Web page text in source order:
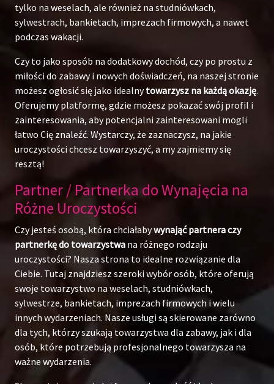
tylko na weselach, ale również na studniówkach,
sylwestrach, bankietach, imprezach firmowych, a nawet
podczas wakacji.
Czy to jako sposób na dodatkowy dochód, czy po prostu z
miłości do zabawy i nowych doświadczeń, na naszej stronie
możesz ogłosić się jako idealnytowarzysz na każdą okazję.
Oferujemy platformę, gdzie możesz pokazać swój profil i
zainteresowania, aby potencjalni zainteresowani mogli
łatwo Cię znaleźć. Wystarczy, że zaznaczysz, na jakie
uroczystości chcesz towarzyszyć, a my zajmiemy się
resztą!
Partner / Partnerka do Wynajęcia na
Różne Uroczystości
Czy jesteś osobą, która chciałabywynająć partnera czy
partnerkę do towarzystwa na różnego rodzaju
uroczystości? Nasza strona to idealne rozwiązanie dla
Ciebie. Tutaj znajdziesz szeroki wybór osób, które oferują
swoje towarzystwo na weselach, studniówkach,
sylwestrze, bankietach, imprezach firmowych i wielu
innych wydarzeniach. Nasze usługi są skierowane zarówno
dla tych, którzy szukają towarzystwa dla zabawy, jak i dla
osób, które potrzebują profesjonalnego towarzysza na
ważne wydarzenia.